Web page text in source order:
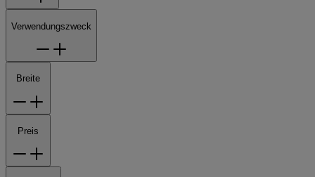
Verwendungszweck
Breite
Preis